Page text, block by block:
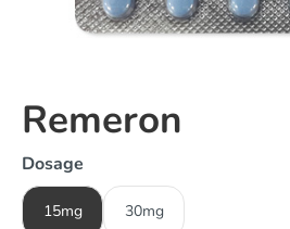
Remeron
Dosage
15mg 30mg